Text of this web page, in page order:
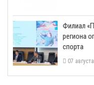
​Филиал
региона
спорта
07